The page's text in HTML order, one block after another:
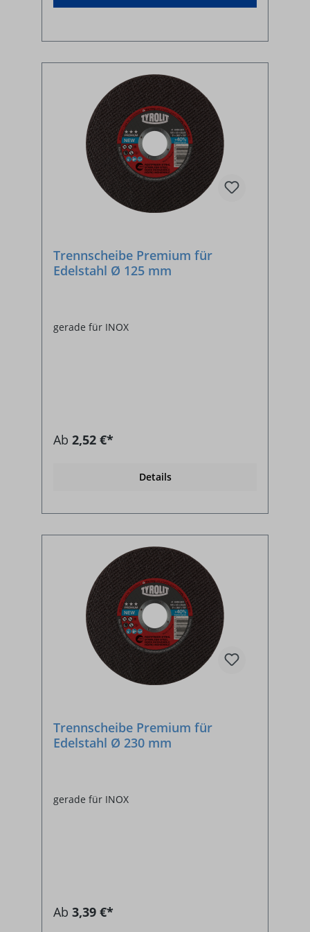
Trennscheibe Premium für
Edelstahl Ø 125 mm
gerade für INOX
Ab 2,52 €*
Details
Trennscheibe Premium für
Edelstahl Ø 230 mm
gerade für INOX
Ab 3,39 €*